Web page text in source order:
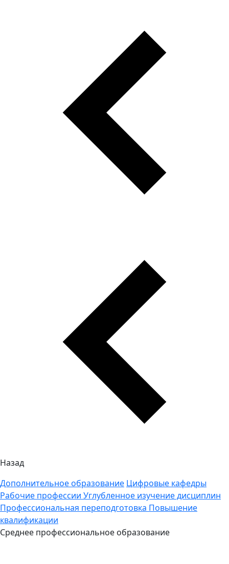
Назад
Дополнительное образование Цифровые кафедры
Рабочие профессии Углубленное изучение дисциплин
Профессиональная переподготовка Повышение
квалификации
Среднее профессиональное образование